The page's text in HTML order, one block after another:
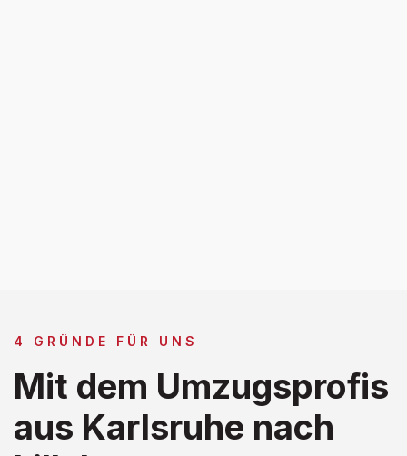
4 GRÜNDE FÜR UNS
Mit dem Umzugsprofis
aus Karlsruhe nach